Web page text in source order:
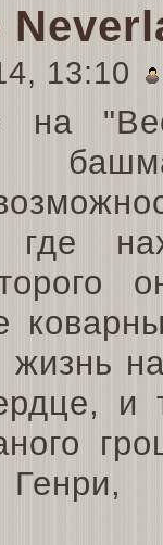
13:10
на
где
и